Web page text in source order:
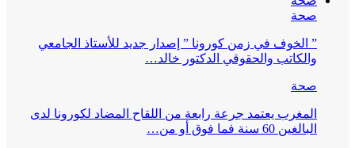
صحة
” الخوف في زمن كورونا ” إصدار جديد للأستاذ الجامعي
والكاتب والحقوقي الدكتور خالد…
صحة
المغرب يعتمد جرعة رابعة من اللقاح المضاد لكورونا لدى
البالغين 60 سنة فما فوق أو من…